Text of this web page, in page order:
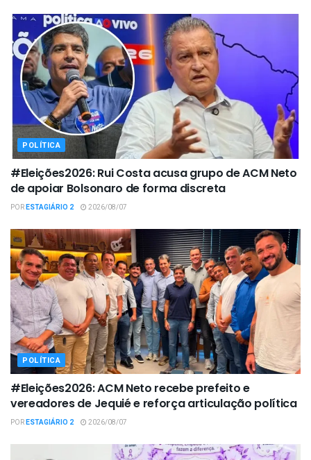
POLÍTICA
#Eleições2026: Rui Costa acusa grupo de ACM Neto
de apoiar Bolsonaro de forma discreta
PORESTAGIÁRIO 2 2026/08/07
POLÍTICA
#Eleições2026: ACM Neto recebe prefeito e
vereadores de Jequié e reforça articulação política
PORESTAGIÁRIO 2 2026/08/07